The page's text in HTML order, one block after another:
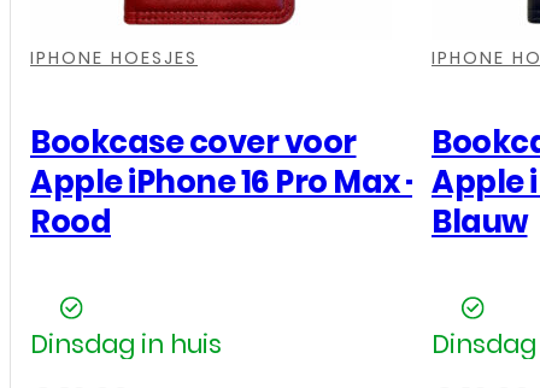
IPHONE HOESJES
Bookcase cover voor
Apple iPhone 16 Pro Max –
Rood
Dinsdag in huis
IPHONE
Apple
Blauw